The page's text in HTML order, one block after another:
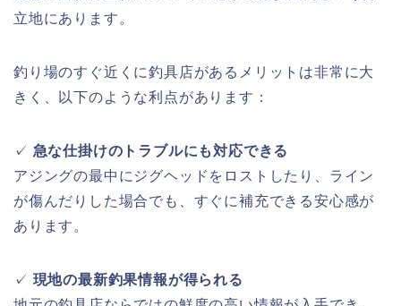
立地にあります。
釣り場のすぐ近くに釣具店があるメリットは非常に大
きく、以下のような利点があります：
✓ 急な仕掛けのトラブルにも対応できる
アジングの最中にジグヘッドをロストしたり、ライン
が傷んだりした場合でも、すぐに補充できる安心感が
あります。
✓ 現地の最新釣果情報が得られる